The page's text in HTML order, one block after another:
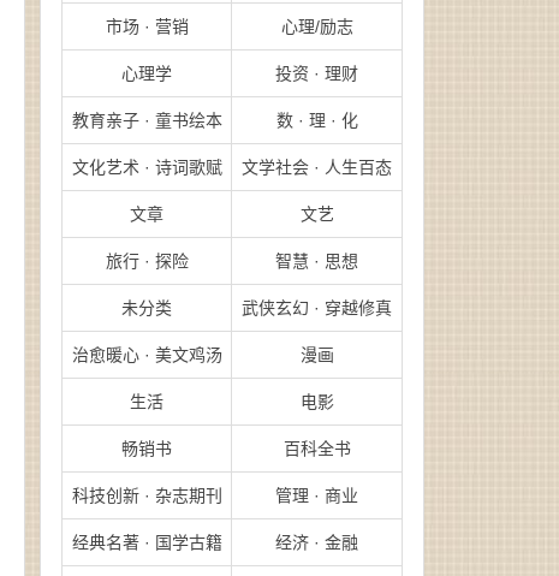
市场 · 营销 心理/励志
心理学 投资 · 理财
教育亲子 · 童书绘本 数 · 理 · 化
文化艺术 · 诗词歌赋 文学社会 · 人生百态
文章 文艺
旅行 · 探险 智慧 · 思想
未分类 武侠玄幻 · 穿越修真
治愈暖心 · 美文鸡汤 漫画
生活 电影
畅销书 百科全书
科技创新 · 杂志期刊 管理 · 商业
经典名著 · 国学古籍 经济 · 金融